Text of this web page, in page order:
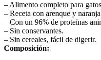
– Alimento completo para
– Receta con arenque y
– Con un 96% de proteínas
– Sin conservantes.
– Sin cereales, fácil de digerir.
Composición: